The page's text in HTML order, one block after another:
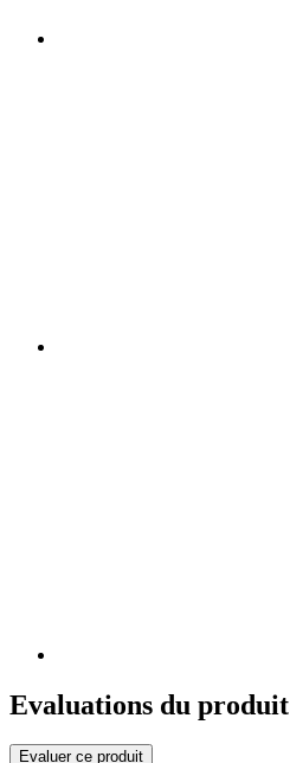
Evaluations du produit
Evaluer ce produit